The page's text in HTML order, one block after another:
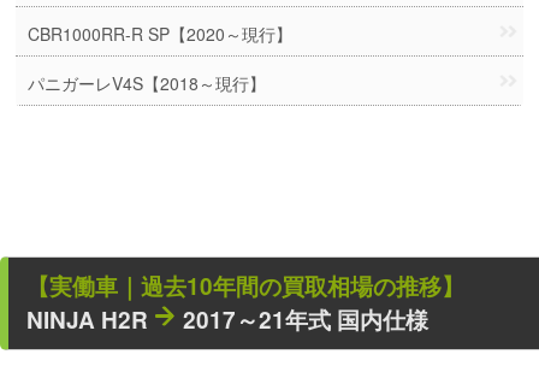
CBR1000RR-R SP【2020～現行】
パニガーレV4S【2018～現行】
【実働車 ｜過去10年間の買取相場の推移】
NINJA H2R
2017～21年式 国内仕様